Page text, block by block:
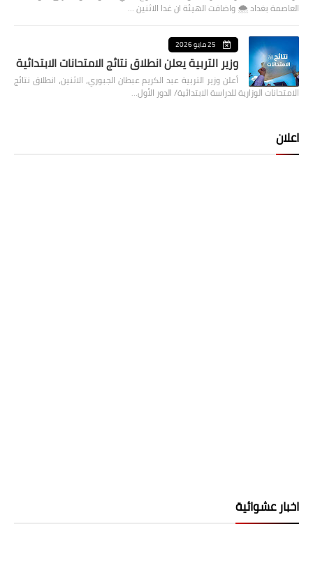
العاصمة بغداد ⁦🌨️⁩ واضافت الهيئة ان غدا الاثنين …
25 مايو 2026
وزير التربية يعلن انطلاق نتائج الامتحانات الابتدائية
أعلن وزير التربية عبد الكريم عبطان الجبوري، الاثنين، انطلاق نتائج
الامتحانات الوزارية للدراسة الابتدائية/ الدور الأول…
اعلان
اخبار عشوائية